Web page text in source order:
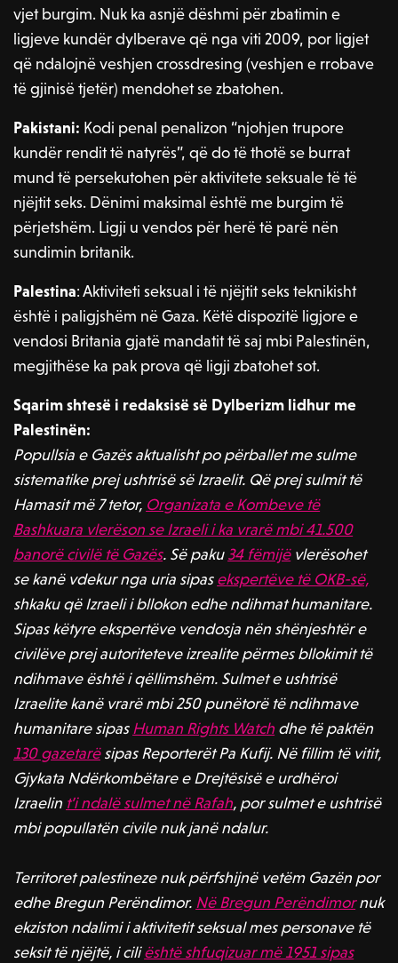
vjet burgim. Nuk ka asnjë dëshmi për zbatimin e
ligjeve kundër dylberave që nga viti 2009, por ligjet
që ndalojnë veshjen crossdresing (veshjen e rrobave
të gjinisë tjetër) mendohet se zbatohen.
Pakistani: Kodi penal penalizon “njohjen trupore
kundër rendit të natyrës”, që do të thotë se burrat
mund të persekutohen për aktivitete seksuale të të
njëjtit seks. Dënimi maksimal është me burgim të
përjetshëm. Ligji u vendos për herë të parë nën
sundimin britanik.
Palestina: Aktiviteti seksual i të njëjtit seks teknikisht
është i paligjshëm në Gaza. Këtë dispozitë ligjore e
vendosi Britania gjatë mandatit të saj mbi Palestinën,
megjithëse ka pak prova që ligji zbatohet sot.
Sqarim shtesë i redaksisë së Dylberizm lidhur me
Palestinën:
Popullsia e Gazës aktualisht po përballet me sulme
sistematike prej ushtrisë së Izraelit. Që prej sulmit të
Hamasit më 7 tetor, Organizata e Kombeve të
Bashkuara vlerëson se Izraeli i ka vrarë mbi 41.500
banorë civilë të Gazës. Së paku34 fëmijëvlerësohet
se kanë vdekur nga uria sipasekspertëve të OKB-së,
shkaku që Izraeli i bllokon edhe ndihmat humanitare.
Sipas këtyre ekspertëve vendosja nën shënjeshtër e
civilëve prej autoriteteve izrealite përmes bllokimit të
ndihmave është i qëllimshëm. Sulmet e ushtrisë
Izraelite kanë vrarë mbi 250 punëtorë të ndihmave
humanitare sipasHuman Rights Watchdhe të paktën
130 gazetarësipas Reporterët Pa Kufij. Në fillim të vitit,
Gjykata Ndërkombëtare e Drejtësisë e urdhëroi
Izraelin t’i ndalë sulmet në Rafah, por sulmet e ushtrisë
mbi popullatën civile nuk janë ndalur.
Territoret palestineze nuk përfshijnë vetëm Gazën por
edhe Bregun Perëndimor. Në Bregun Perëndimornuk
ekziston ndalimi i aktivitetit seksual mes personave të
seksit të njëjtë, i ciliështë shfuqizuar më 1951 sipas